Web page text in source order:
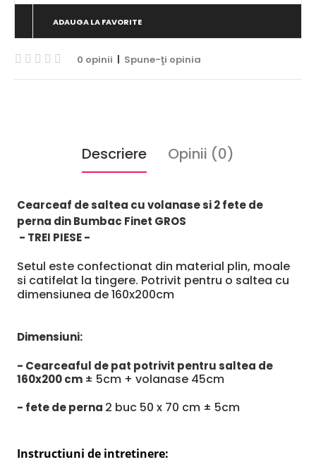
ADAUGA LA FAVORITE
0 opinii | Spune-ţi opinia
Descriere Opinii (0)
Cearceaf de saltea cu volanase si 2 fete de
perna din Bumbac Finet GROS
- TREI PIESE -
Setul este confectionat din material plin, moale
si catifelat la tingere. Potrivit pentru o saltea cu
dimensiunea de 160x200cm
Dimensiuni:
- Cearceaful de pat potrivit pentru saltea de
160x200 cm ± 5cm + volanase 45cm
- fete de perna 2 buc 50 x 70 cm ± 5cm
Instructiuni de intretinere: